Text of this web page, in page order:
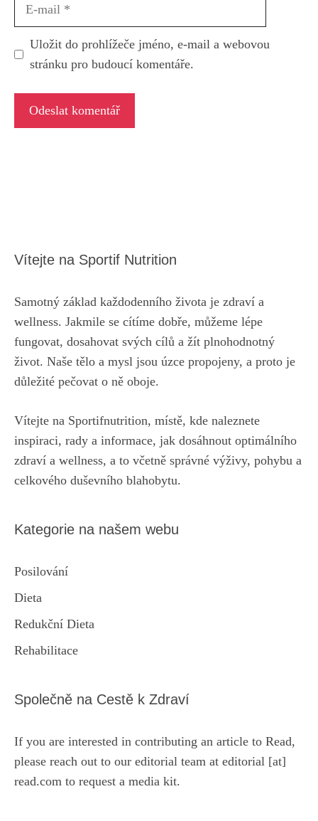
Uložit do prohlížeče jméno, e-mail a webovou
stránku pro budoucí komentáře.
Vítejte na Sportif Nutrition
Samotný základ každodenního života je zdraví a
wellness. Jakmile se cítíme dobře, můžeme lépe
fungovat, dosahovat svých cílů a žít plnohodnotný
život. Naše tělo a mysl jsou úzce propojeny, a proto je
důležité pečovat o ně oboje.
Vítejte na Sportifnutrition, místě, kde naleznete
inspiraci, rady a informace, jak dosáhnout optimálního
zdraví a wellness, a to včetně správné výživy, pohybu a
celkového duševního blahobytu.
Kategorie na našem webu
Posilování
Dieta
Redukční Dieta
Rehabilitace
Společně na Cestě k Zdraví
If you are interested in contributing an article to Read,
please reach out to our editorial team at editorial [at]
read.com to request a media kit.